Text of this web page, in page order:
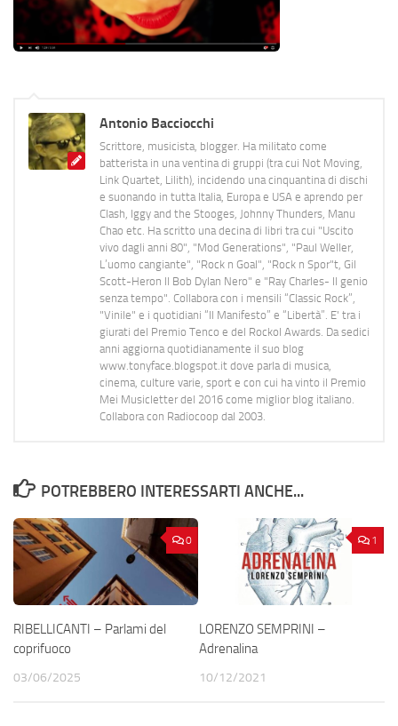
Antonio Bacciocchi
Scrittore, musicista, blogger. Ha militato come
batterista in una ventina di gruppi (tra cui Not Moving,
Link Quartet, Lilith), incidendo una cinquantina di dischi
e suonando in tutta Italia, Europa e USA e aprendo per
Clash, Iggy and the Stooges, Johnny Thunders, Manu
Chao etc. Ha scritto una decina di libri tra cui "Uscito
vivo dagli anni 80", "Mod Generations", "Paul Weller,
L’uomo cangiante", "Rock n Goal", "Rock n Spor"t, Gil
Scott-Heron Il Bob Dylan Nero" e "Ray Charles- Il genio
senza tempo". Collabora con i mensili “Classic Rock”,
"Vinile" e i quotidiani “Il Manifesto” e “Libertà”. E' tra i
giurati del Premio Tenco e del Rockol Awards. Da sedici
anni aggiorna quotidianamente il suo blog
www.tonyface.blogspot.it dove parla di musica,
cinema, culture varie, sport e con cui ha vinto il Premio
Mei Musicletter del 2016 come miglior blog italiano.
Collabora con Radiocoop dal 2003.
POTREBBERO INTERESSARTI ANCHE...
0
RIBELLICANTI – Parlami del
coprifuoco
03/06/2025
1
LORENZO SEMPRINI –
Adrenalina
10/12/2021